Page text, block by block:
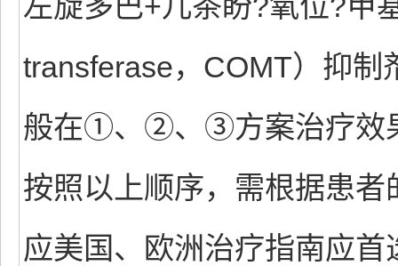
transferase，COMT）抑
般在①、②、③方案治疗效
按照以上顺序，需根据患
应美国、欧洲治疗指南应